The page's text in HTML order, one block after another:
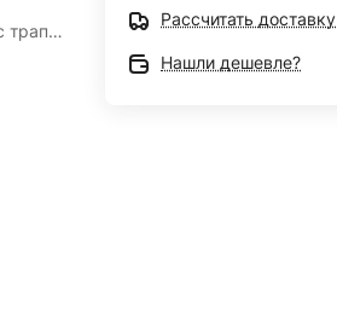
трапа
Рассчитать доставку
Нашли дешевле?